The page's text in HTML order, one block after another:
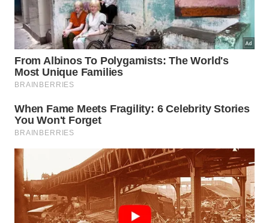
melhor época para visitar é entre setembro e março,
quando os ventos são mais fortes e atraem os
praticantes de esportes aquáticos. Fora dessa
temporada, a cidade fica ainda mais tranquila, ideal
para quem busca sossego.
Gostoso
Reserve hospedagem com antecedência,
especialmente em períodos de alta temporada.
Considere alugar um carro para facilitar o
deslocamento até as praias mais distantes.